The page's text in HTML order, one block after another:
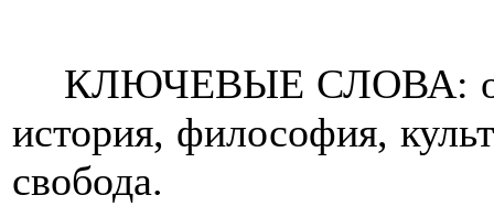
КЛЮЧЕВЫЕ СЛОВА:
история, философия,
свобода.